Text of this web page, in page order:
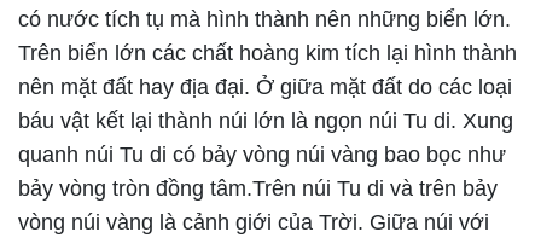
có nước tích tụ mà hình thành nên những biển lớn.
Trên biển lớn các chất hoàng kim tích lại hình thành
nên mặt đất hay địa đại. Ở giữa mặt đất do các loại
báu vật kết lại thành núi lớn là ngọn núi Tu di. Xung
quanh núi Tu di có bảy vòng núi vàng bao bọc như
bảy vòng tròn đồng tâm.Trên núi Tu di và trên bảy
vòng núi vàng là cảnh giới của Trời. Giữa núi với